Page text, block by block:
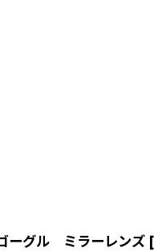
ーグル ミラーレンズ [